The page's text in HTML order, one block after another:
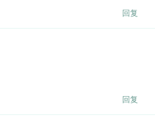
回复
回复